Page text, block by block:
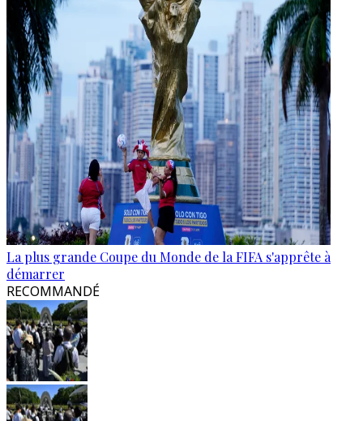
La plus grande Coupe du Monde de la FIFA s'apprête à
démarrer
RECOMMANDÉ